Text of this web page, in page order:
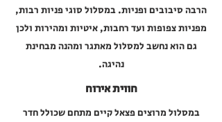
הרבה סיבובים ופניות. במסלול סוגי פניות רבות,
מפניות צפופות ועד רחבות, איטיות ומהירות ולכן
גם הוא נחשב למסלול מאתגר ומהנה מבחינת
נהיגה.
חווית אירוח
במסלול מרוצים פצאל קיים מתחם שכולל חדר